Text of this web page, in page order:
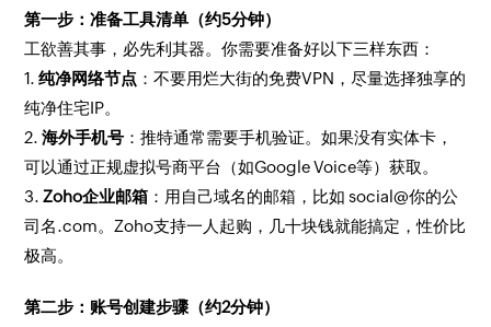
第一步：准备工具清单（约5分钟）
工欲善其事，必先利其器。你需要准备好以下三样东西：
1.纯净网络节点 ：不要用烂大街的免费VPN，尽量选择独享的
纯净住宅IP。
2.海外手机号 ：推特通常需要手机验证。如果没有实体卡，
可以通过正规虚拟号商平台（如Google Voice等）获取。
3.Zoho企业邮箱 ：用自己域名的邮箱，比如 social@你的公
司名.com。Zoho支持一人起购，几十块钱就能搞定，性价比
极高。
第二步：账号创建步骤（约2分钟）